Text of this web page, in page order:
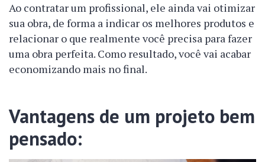
Ao contratar um profissional, ele ainda vai otimizar
sua obra, de forma a indicar os melhores produtos e
relacionar o que realmente você precisa para fazer
uma obra perfeita. Como resultado, você vai acabar
economizando mais no final.
Vantagens de um projeto bem
pensado: